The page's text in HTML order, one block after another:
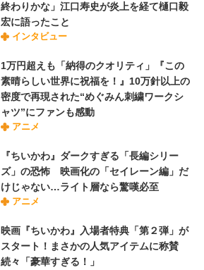
終わりかな」江口寿史が炎上を経て樋口毅
宏に語ったこと
インタビュー
1万円超えも「納得のクオリティ」『この
素晴らしい世界に祝福を！』10万針以上の
密度で再現された“めぐみん刺繍ワークシ
ャツ”にファンも感動
アニメ
『ちいかわ』ダークすぎる「長編シリー
ズ」の恐怖 映画化の「セイレーン編」だ
けじゃない…ライト層なら驚嘆必至
アニメ
映画『ちいかわ』入場者特典「第２弾」が
スタート！まさかの人気アイテムに称賛
続々「豪華すぎる！」